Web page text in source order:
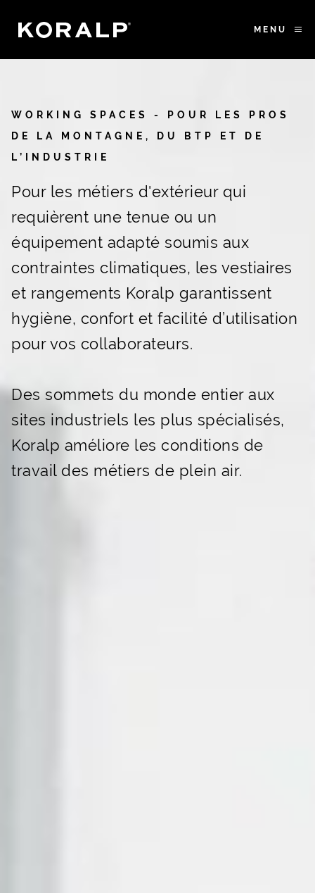
MENU
WORKING SPACES - POUR LES PROS
DE LA MONTAGNE, DU BTP ET DE
L’INDUSTRIE
Pour les métiers d'extérieur qui
requièrent une tenue ou un
équipement adapté soumis aux
contraintes climatiques, les vestiaires
et rangements Koralp garantissent
hygiène, confort et facilité d’utilisation
pour vos collaborateurs.
Des sommets du monde entier aux
sites industriels les plus spécialisés,
Koralp améliore les conditions de
travail des métiers de plein air.